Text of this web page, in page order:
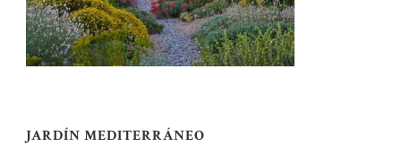
JARDÍN MEDITERRÁNEO